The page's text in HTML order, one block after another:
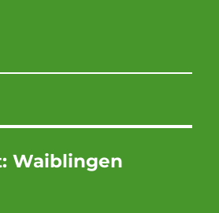
Waiblingen